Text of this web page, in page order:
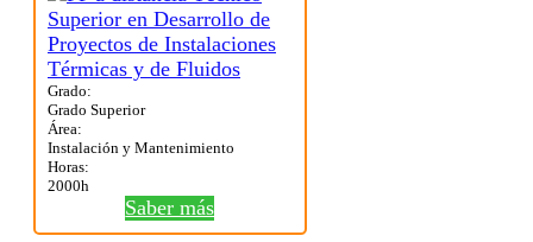
Grado:
Grado Superior
Área:
Instalación y Mantenimiento
Horas:
2000h
Saber más